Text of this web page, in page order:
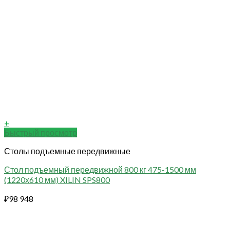
+
Быстрый просмотр
Столы подъемные передвижные
Стол подъемный передвижной 800 кг 475-1500 мм
(1220х610 мм) XILIN SPS800
₽98 948